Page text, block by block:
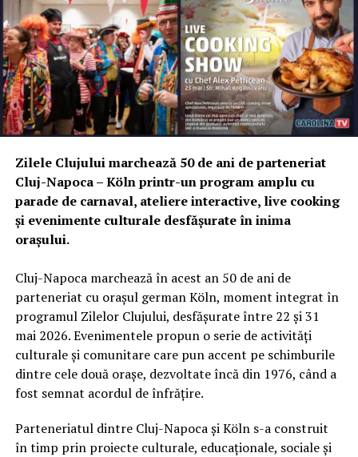
Zilele Clujului marchează 50 de ani de parteneriat
Cluj-Napoca – Köln printr-un program amplu cu
parade de carnaval, ateliere interactive, live cooking
și evenimente culturale desfășurate în inima
orașului.
Cluj-Napoca marchează în acest an 50 de ani de
parteneriat cu orașul german Köln, moment integrat în
programul Zilelor Clujului, desfășurate între 22 și 31
mai 2026. Evenimentele propun o serie de activități
culturale și comunitare care pun accent pe schimburile
dintre cele două orașe, dezvoltate încă din 1976, când a
fost semnat acordul de înfrățire.
Parteneriatul dintre Cluj-Napoca și Köln s-a construit
în timp prin proiecte culturale, educaționale, sociale și